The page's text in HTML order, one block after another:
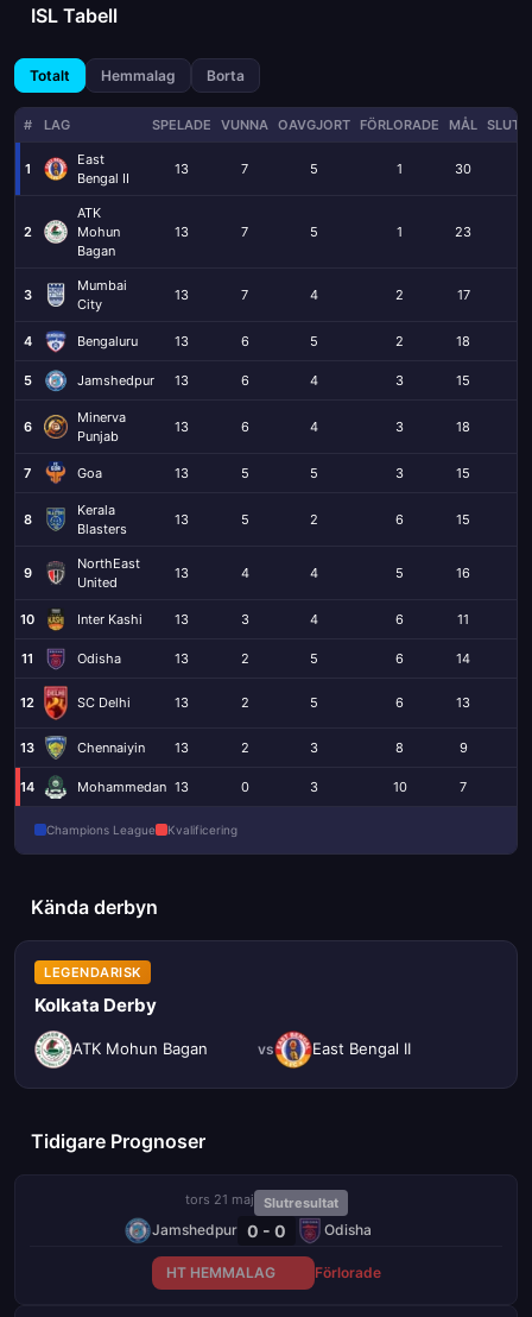
ISL Tabell
Totalt Hemmalag Borta
# LAG SPELADE VUNNA OAVGJORT FÖRLORADE MÅL
1
East
Bengal II
13 7 5 1 30
2
ATK
Mohun
Bagan
13 7 5 1 23
3
Mumbai
City
13 7 4 2 17
4 Bengaluru 13 6 5 2 18
5 Jamshedpur 13 6 4 3 15
6
Minerva
Punjab
13 6 4 3 18
7 Goa 13 5 5 3 15
8
Kerala
Blasters
13 5 2 6 15
9
NorthEast
United
13 4 4 5 16
10 Inter Kashi 13 3 4 6 11
11 Odisha 13 2 5 6 14
12 SC Delhi 13 2 5 6 13
13 Chennaiyin 13 2 3 8 9
14 Mohammedan 13 0 3 10 7
Champions League Kvalificering
Kända derbyn
LEGENDARISK
Kolkata Derby
ATK Mohun Bagan vs East Bengal II
Tidigare Prognoser
tors 21 maj Slutresultat
Jamshedpur 0 - 0 Odisha
HT HEMMALAG Förlorade